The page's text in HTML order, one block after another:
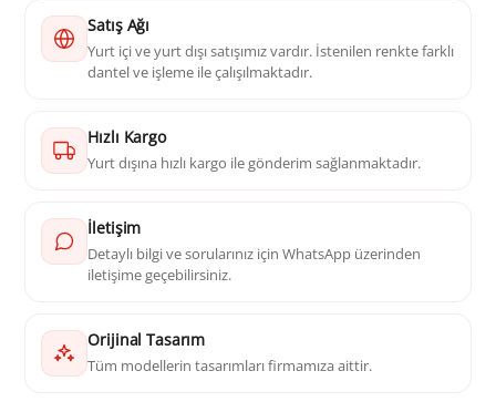
Satış Ağı
Yurt içi ve yurt dışı satışımız vardır. İstenilen renkte farklı
dantel ve işleme ile çalışılmaktadır.
Hızlı Kargo
Yurt dışına hızlı kargo ile gönderim sağlanmaktadır.
İletişim
Detaylı bilgi ve sorularınız için WhatsApp üzerinden
iletişime geçebilirsiniz.
Orijinal Tasarım
Tüm modellerin tasarımları firmamıza aittir.